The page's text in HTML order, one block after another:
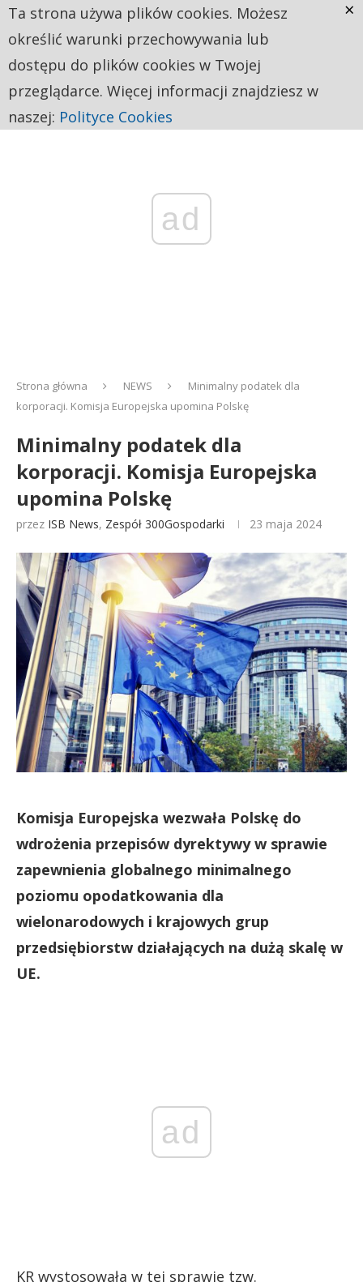
ad
Strona główna NEWS
Minimalny podatek dla
korporacji. Komisja Europejska upomina Polskę
Minimalny podatek dla
korporacji. Komisja Europejska
upomina Polskę
przez ISB News, Zespół 300Gospodarki 23 maja 2024
Komisja Europejska wezwała Polskę do
wdrożenia przepisów dyrektywy w sprawie
zapewnienia globalnego minimalnego
poziomu opodatkowania dla
wielonarodowych i krajowych grup
przedsiębiorstw działających na dużą skalę w
UE.
ad
KR wystosowała w tej sprawie tzw.
Ta strona używa plików cookies. Możesz
określić warunki przechowywania lub
dostępu do plików cookies w Twojej
przeglądarce. Więcej informacji znajdziesz w
naszej: Polityce Cookies
×